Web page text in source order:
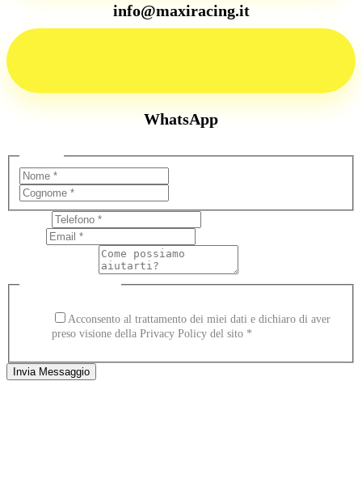
info@maxiracing.it
WhatsApp
Acconsento al trattamento dei miei dati e dichiaro di aver
preso visione della Privacy Policy del sito *
Invia Messaggio